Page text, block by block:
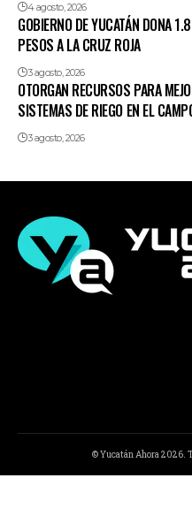
4 agosto, 2026
GOBIERNO DE YUCATÁN DONA
PESOS A LA CRUZ ROJA
3 agosto, 2026
OTORGAN RECURSOS PARA
SISTEMAS DE RIEGO EN EL
3 agosto, 2026
© Yucatán Ahora 2026.